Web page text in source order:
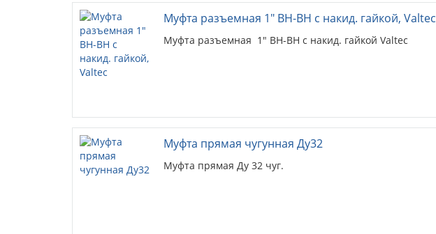
Муфта разъемная 1" ВН-ВН с накид. гайкой, Valtec
Муфта разъемная 1" ВН-ВН с накид. гайкой Valtec
Муфта прямая чугунная Ду32
Муфта прямая Ду 32 чуг.